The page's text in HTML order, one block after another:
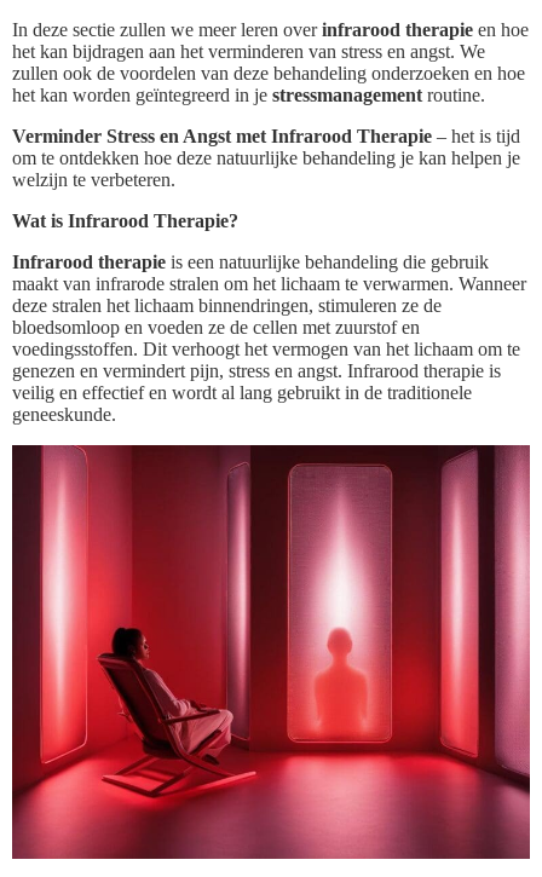
In deze sectie zullen we meer leren overinfrarood therapie en hoe
het kan bijdragen aan het verminderen van stress en angst. We
zullen ook de voordelen van deze behandeling onderzoeken en hoe
het kan worden geïntegreerd in je stressmanagement routine.
Verminder Stress en Angst met Infrarood Therapie – het is tijd
om te ontdekken hoe deze natuurlijke behandeling je kan helpen je
welzijn te verbeteren.
Wat is Infrarood Therapie?
Infrarood therapie is een natuurlijke behandeling die gebruik
maakt van infrarode stralen om het lichaam te verwarmen. Wanneer
deze stralen het lichaam binnendringen, stimuleren ze de
bloedsomloop en voeden ze de cellen met zuurstof en
voedingsstoffen. Dit verhoogt het vermogen van het lichaam om te
genezen en vermindert pijn, stress en angst. Infrarood therapie is
veilig en effectief en wordt al lang gebruikt in de traditionele
geneeskunde.